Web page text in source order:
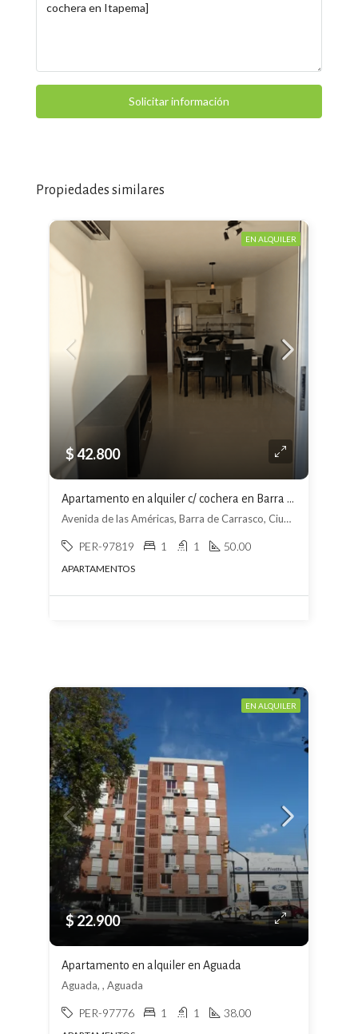
Solicitar información
Propiedades similares
EN ALQUILER
$ 42.800
Apartamento en alquiler c/ cochera en Barra de Carrasco
Avenida de las Américas, Barra de Carrasco, Ciudad de la Costa
PER-97819 1 1 50.00
APARTAMENTOS
EN ALQUILER
$ 22.900
Apartamento en alquiler en Aguada
Aguada, , Aguada
PER-97776 1 1 38.00